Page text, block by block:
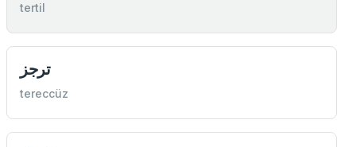
tertil
ترجز
tereccüz